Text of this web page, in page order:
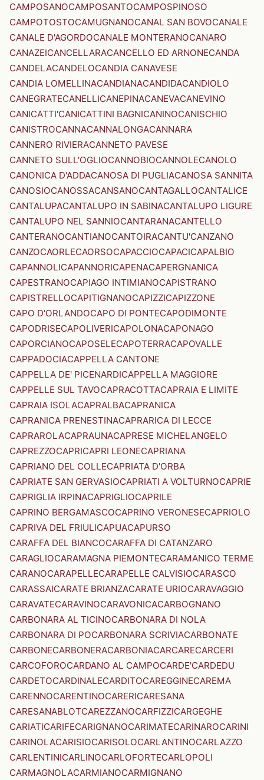
CAMPOSANOCAMPOSANTOCAMPOSPINOSO
CAMPOTOSTOCAMUGNANOCANAL SAN BOVOCANALE
CANALE D'AGORDOCANALE MONTERANOCANARO
CANAZEICANCELLARACANCELLO ED ARNONECANDA
CANDELACANDELOCANDIA CANAVESE
CANDIA LOMELLINACANDIANACANDIDACANDIOLO
CANEGRATECANELLICANEPINACANEVACANEVINO
CANICATTI'CANICATTINI BAGNICANINOCANISCHIO
CANISTROCANNACANNALONGACANNARA
CANNERO RIVIERACANNETO PAVESE
CANNETO SULL'OGLIOCANNOBIOCANNOLECANOLO
CANONICA D'ADDACANOSA DI PUGLIACANOSA SANNITA
CANOSIOCANOSSACANSANOCANTAGALLOCANTALICE
CANTALUPACANTALUPO IN SABINACANTALUPO LIGURE
CANTALUPO NEL SANNIOCANTARANACANTELLO
CANTERANOCANTIANOCANTOIRACANTU'CANZANO
CANZOCAORLECAORSOCAPACCIOCAPACICAPALBIO
CAPANNOLICAPANNORICAPENACAPERGNANICA
CAPESTRANOCAPIAGO INTIMIANOCAPISTRANO
CAPISTRELLOCAPITIGNANOCAPIZZICAPIZZONE
CAPO D'ORLANDOCAPO DI PONTECAPODIMONTE
CAPODRISECAPOLIVERICAPOLONACAPONAGO
CAPORCIANOCAPOSELECAPOTERRACAPOVALLE
CAPPADOCIACAPPELLA CANTONE
CAPPELLA DE' PICENARDICAPPELLA MAGGIORE
CAPPELLE SUL TAVOCAPRACOTTACAPRAIA E LIMITE
CAPRAIA ISOLACAPRALBACAPRANICA
CAPRANICA PRENESTINACAPRARICA DI LECCE
CAPRAROLACAPRAUNACAPRESE MICHELANGELO
CAPREZZOCAPRICAPRI LEONECAPRIANA
CAPRIANO DEL COLLECAPRIATA D'ORBA
CAPRIATE SAN GERVASIOCAPRIATI A VOLTURNOCAPRIE
CAPRIGLIA IRPINACAPRIGLIOCAPRILE
CAPRINO BERGAMASCOCAPRINO VERONESECAPRIOLO
CAPRIVA DEL FRIULICAPUACAPURSO
CARAFFA DEL BIANCOCARAFFA DI CATANZARO
CARAGLIOCARAMAGNA PIEMONTECARAMANICO TERME
CARANOCARAPELLECARAPELLE CALVISIOCARASCO
CARASSAICARATE BRIANZACARATE URIOCARAVAGGIO
CARAVATECARAVINOCARAVONICACARBOGNANO
CARBONARA AL TICINOCARBONARA DI NOLA
CARBONARA DI POCARBONARA SCRIVIACARBONATE
CARBONECARBONERACARBONIACARCARECARCERI
CARCOFOROCARDANO AL CAMPOCARDE'CARDEDU
CARDETOCARDINALECARDITOCAREGGINECAREMA
CARENNOCARENTINOCARERICARESANA
CARESANABLOTCAREZZANOCARFIZZICARGEGHE
CARIATICARIFECARIGNANOCARIMATECARINAROCARINI
CARINOLACARISIOCARISOLOCARLANTINOCARLAZZO
CARLENTINICARLINOCARLOFORTECARLOPOLI
CARMAGNOLACARMIANOCARMIGNANO